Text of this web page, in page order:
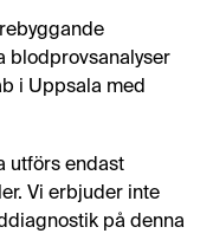
blodprovsanalyser
i Uppsala med
utförs endast
Vi erbjuder inte
på denna